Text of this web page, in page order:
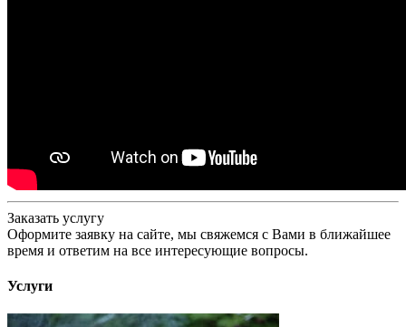
Заказать услугу
Оформите заявку на сайте, мы свяжемся с Вами в ближайшее
время и ответим на все интересующие вопросы.
Услуги